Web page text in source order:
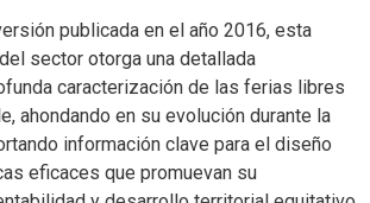
publicada en el año 2016, esta
sector otorga una detallada
caracterización de las ferias libres
ahondando en su evolución durante la
información clave para el diseño
eficaces que promuevan su